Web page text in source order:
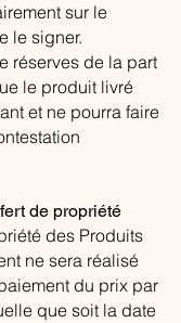
sur le
le signer.
réserves de la part
le produit livré
et ne pourra faire
de propriété
des Produits
ne sera réalisé
du prix par
que soit la date